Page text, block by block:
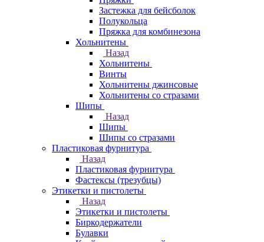
Застежка для бейсболок
Полукольца
Пряжка для комбинезона
Хольнитены
Назад
Хольнитены
Винты
Хольнитены джинсовые
Хольнитены со стразами
Шипы
Назад
Шипы
Шипы со стразами
Пластиковая фурнитура
Назад
Пластиковая фурнитура
Фастексы (трезубцы)
Этикетки и пистолеты
Назад
Этикетки и пистолеты
Биркодержатели
Булавки